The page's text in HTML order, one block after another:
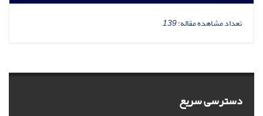
تعداد مشاهده مقاله:139
دسترسی سریع